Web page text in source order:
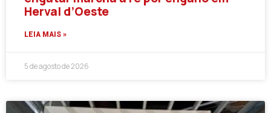
Herval d’Oeste
LEIA MAIS »
5 de agosto de 2026